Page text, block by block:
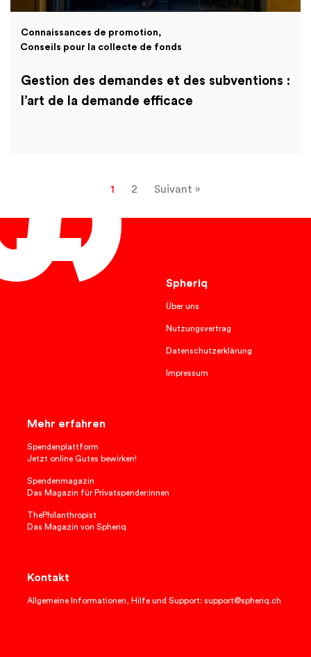
Connaissances de promotion
Conseils pour la collecte de fonds
Gestion des demandes et des subventions :
l’art de la demande efficace
1 2 Suivant »
Spheriq
Über uns
Nutzungsvertrag
Datenschutzerklärung
Impressum
Mehr erfahren
Spendenplattform
Jetzt online Gutes bewirken!
Spendenmagazin
Das Magazin für Privatspender:innen
ThePhilanthropist
Das Magazin von Spheriq
Kontakt
Allgemeine Informationen, Hilfe und Support: support@spheriq.ch